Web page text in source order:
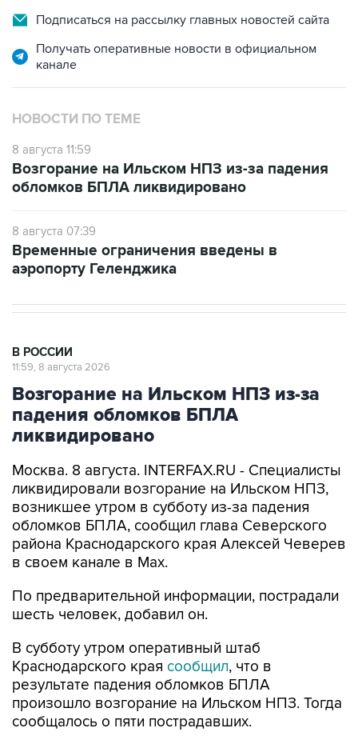
Подписаться на рассылку главных новостей сайта
Получать оперативные новости в официальном
канале
НОВОСТИ ПО ТЕМЕ
8 августа 11:59
Возгорание на Ильском НПЗ из-за падения
обломков БПЛА ликвидировано
8 августа 07:39
Временные ограничения введены в
аэропорту Геленджика
В РОССИИ
11:59, 8 августа 2026
Возгорание на Ильском НПЗ из-за
падения обломков БПЛА
ликвидировано
Москва. 8 августа. INTERFAX.RU - Специалисты
ликвидировали возгорание на Ильском НПЗ,
возникшее утром в субботу из-за падения
обломков БПЛА, сообщил глава Северского
района Краснодарского края Алексей Чеверев
в своем канале в Max.
По предварительной информации, пострадали
шесть человек, добавил он.
В субботу утром оперативный штаб
Краснодарского края сообщил, что в
результате падения обломков БПЛА
произошло возгорание на Ильском НПЗ. Тогда
сообщалось о пяти пострадавших.